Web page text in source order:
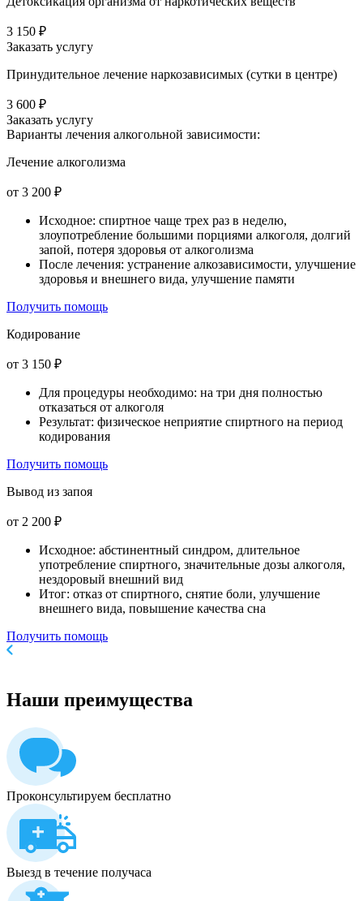
3 150 ₽
Заказать услугу
Принудительное лечение наркозависимых (сутки в центре)
3 600 ₽
Заказать услугу
Варианты лечения алкогольной зависимости:
Лечение алкоголизма
от 3 200 ₽
Исходное: спиртное чаще трех раз в неделю,
злоупотребление большими порциями алкоголя, долгий
запой, потеря здоровья от алкоголизма
После лечения: устранение алкозависимости, улучшение
здоровья и внешнего вида, улучшение памяти
Получить помощь
Кодирование
от 3 150 ₽
Для процедуры необходимо: на три дня полностью
отказаться от алкоголя
Результат: физическое неприятие спиртного на период
кодирования
Получить помощь
Вывод из запоя
от 2 200 ₽
Исходное: абстинентный синдром, длительное
употребление спиртного, значительные дозы алкоголя,
нездоровый внешний вид
Итог: отказ от спиртного, снятие боли, улучшение
внешнего вида, повышение качества сна
Получить помощь
Наши преимущества
Проконсультируем бесплатно
Выезд в течение получаса